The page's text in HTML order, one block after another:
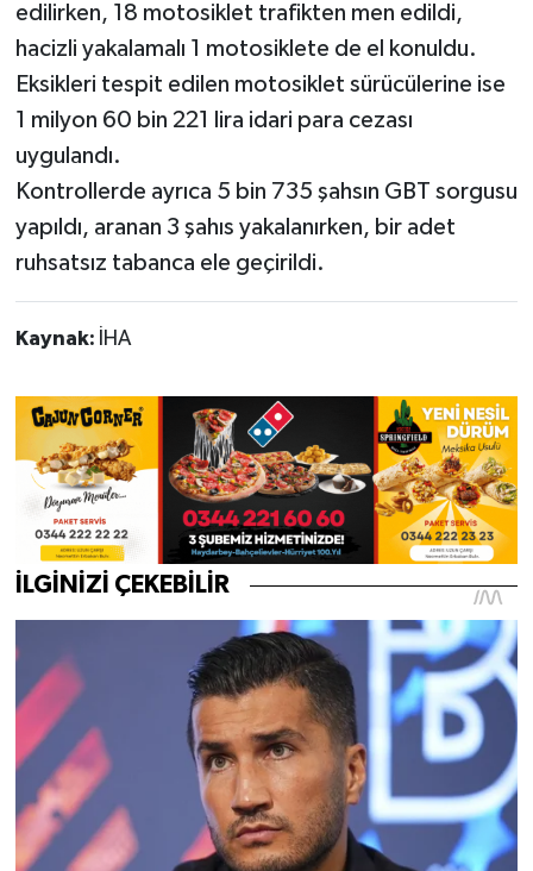
edilirken, 18 motosiklet trafikten men edildi,
hacizli yakalamalı 1 motosiklete de el konuldu.
Eksikleri tespit edilen motosiklet sürücülerine ise
1 milyon 60 bin 221 lira idari para cezası
uygulandı.
Kontrollerde ayrıca 5 bin 735 şahsın GBT sorgusu
yapıldı, aranan 3 şahıs yakalanırken, bir adet
ruhsatsız tabanca ele geçirildi.
Kaynak: İHA